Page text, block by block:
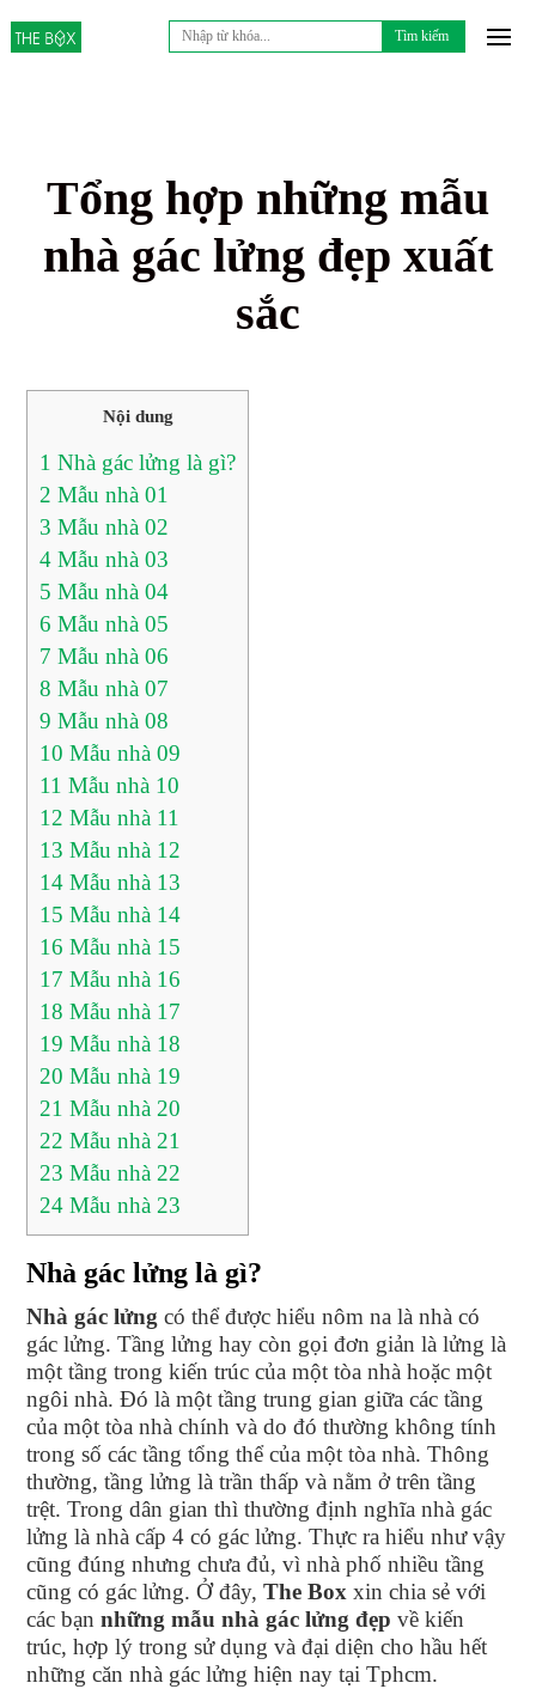
Tìm
kiếm
Tổng hợp những mẫu
nhà gác lửng đẹp xuất
sắc
Nội dung
1 Nhà gác lửng là gì?
2 Mẫu nhà 01
3 Mẫu nhà 02
4 Mẫu nhà 03
5 Mẫu nhà 04
6 Mẫu nhà 05
7 Mẫu nhà 06
8 Mẫu nhà 07
9 Mẫu nhà 08
10 Mẫu nhà 09
11 Mẫu nhà 10
12 Mẫu nhà 11
13 Mẫu nhà 12
14 Mẫu nhà 13
15 Mẫu nhà 14
16 Mẫu nhà 15
17 Mẫu nhà 16
18 Mẫu nhà 17
19 Mẫu nhà 18
20 Mẫu nhà 19
21 Mẫu nhà 20
22 Mẫu nhà 21
23 Mẫu nhà 22
24 Mẫu nhà 23
Nhà gác lửng là gì?
Nhà gác lửng có thể được hiểu nôm na là nhà có
gác lửng. Tầng lửng hay còn gọi đơn giản là lửng là
một tầng trong kiến trúc của một tòa nhà hoặc một
ngôi nhà. Đó là một tầng trung gian giữa các tầng
của một tòa nhà chính và do đó thường không tính
trong số các tầng tổng thể của một tòa nhà. Thông
thường, tầng lửng là trần thấp và nằm ở trên tầng
trệt. Trong dân gian thì thường định nghĩa nhà gác
lửng là nhà cấp 4 có gác lửng. Thực ra hiểu như vậy
cũng đúng nhưng chưa đủ, vì nhà phố nhiều tầng
cũng có gác lửng. Ở đây,The Box xin chia sẻ với
các bạnnhững mẫu nhà gác lửng đẹp về kiến
trúc, hợp lý trong sử dụng và đại diện cho hầu hết
những căn nhà gác lửng hiện nay tại Tphcm.